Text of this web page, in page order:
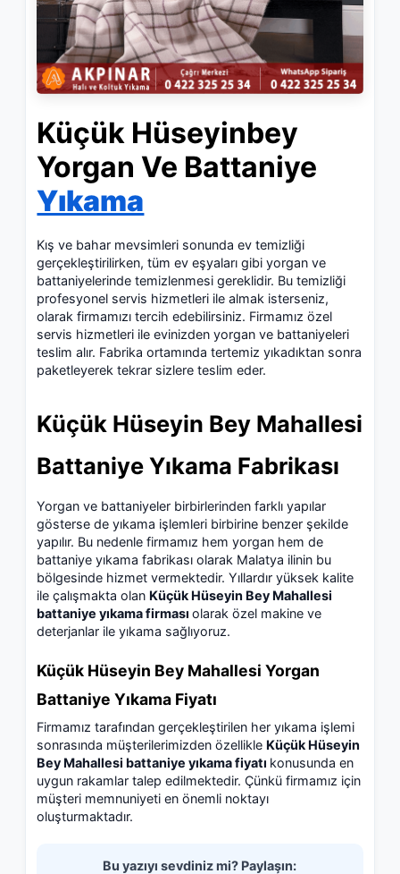
Küçük Hüseyinbey
Yorgan Ve Battaniye
Yıkama
Kış ve bahar mevsimleri sonunda ev temizliği
gerçekleştirilirken, tüm ev eşyaları gibi yorgan ve
battaniyelerinde temizlenmesi gereklidir. Bu temizliği
profesyonel servis hizmetleri ile almak isterseniz,
olarak firmamızı tercih edebilirsiniz. Firmamız özel
servis hizmetleri ile evinizden yorgan ve battaniyeleri
teslim alır. Fabrika ortamında tertemiz yıkadıktan sonra
paketleyerek tekrar sizlere teslim eder.
Küçük Hüseyin Bey Mahallesi
Battaniye Yıkama Fabrikası
Yorgan ve battaniyeler birbirlerinden farklı yapılar
gösterse de yıkama işlemleri birbirine benzer şekilde
yapılır. Bu nedenle firmamız hem yorgan hem de
battaniye yıkama fabrikası olarak Malatya ilinin bu
bölgesinde hizmet vermektedir. Yıllardır yüksek kalite
ile çalışmakta olan Küçük Hüseyin Bey Mahallesi
battaniye yıkama firmasıolarak özel makine ve
deterjanlar ile yıkama sağlıyoruz.
Küçük Hüseyin Bey Mahallesi Yorgan
Battaniye Yıkama Fiyatı
Firmamız tarafından gerçekleştirilen her yıkama işlemi
sonrasında müşterilerimizden özellikle Küçük Hüseyin
Bey Mahallesi battaniye yıkama fiyatı konusunda en
uygun rakamlar talep edilmektedir. Çünkü firmamız için
müşteri memnuniyeti en önemli noktayı
oluşturmaktadır.
Bu yazıyı sevdiniz mi? Paylaşın: